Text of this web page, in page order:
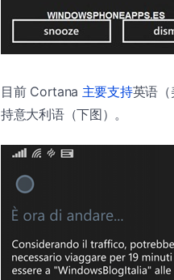
目前 Cortana 主要支持英语（
持意大利语（下图）。